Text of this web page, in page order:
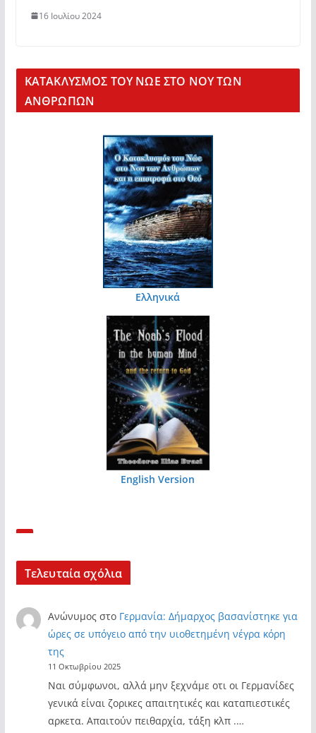
16 Ιουλίου 2024
KΑΤΑΚΛΥΣΜΟΣ ΤΟΥ ΝΩΕ ΣΤΟ ΝΟΥ ΤΩΝ
ΑΝΘΡΩΠΩΝ
Ελληνικά
English Version
Τελευταία σχόλια
Ανώνυμος στο Γερμανία: Δήμαρχος βασανίστηκε για
ώρες σε υπόγειο από την υιοθετημένη νέγρα κόρη
της
11 Οκτωβρίου 2025
Ναι σύμφωνοι, αλλά μην ξεχνάμε οτι οι Γερμανίδες
γενικά είναι ζορικες απαιτητικές και καταπιεστικές
αρκετα. Απαιτούν πειθαρχία, τάξη κλπ .…